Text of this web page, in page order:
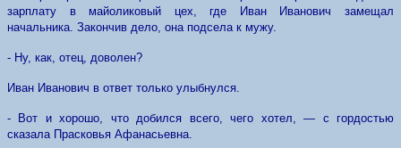
зарплату в майоликовый цех, где Иван Иванович замещал
начальника. Закончив дело, она подсела к мужу.
- Ну, как, отец, доволен?
Иван Иванович в ответ только улыбнулся.
- Вот и хорошо, что добился всего, чего хотел, — с гордостью
сказала Прасковья Афанасьевна.